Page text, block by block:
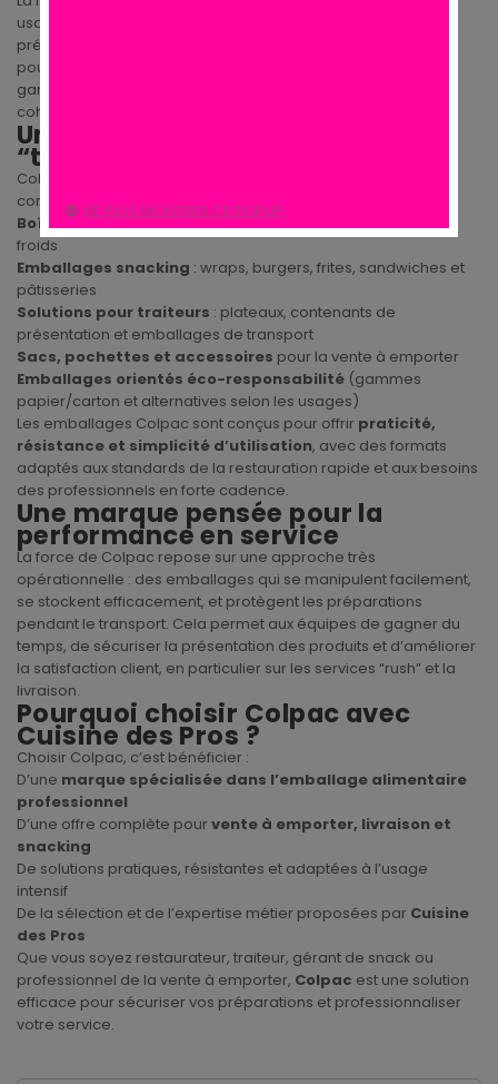
usages réels : transport, maintien du produit, protection,
présentation et rapidité de service. Les formats sont pensés
pour optimiser les flux en cuisine et au comptoir, tout en
garantissant une expérience client propre, soignée et
cohérente.
Une gamme complète pour le
“take-away”
Colpac propose une large sélection d’emballages et
consommables adaptés aux besoins des professionnels :
Boîtes et barquettes alimentaires
froids
Emballages snacking : wraps, burgers, frites, sandwiches et
pâtisseries
Solutions pour traiteurs : plateaux, contenants de
présentation et emballages de transport
Sacs, pochettes et accessoires pour la vente à emporter
Emballages orientés éco-responsabilité (gammes
papier/carton et alternatives selon les usages)
Les emballages Colpac sont conçus pour offrir praticité,
résistance et simplicité d’utilisation, avec des formats
adaptés aux standards de la restauration rapide et aux besoins
des professionnels en forte cadence.
Une marque pensée pour la
performance en service
La force de Colpac repose sur une approche très
opérationnelle : des emballages qui se manipulent facilement,
se stockent efficacement, et protègent les préparations
pendant le transport. Cela permet aux équipes de gagner du
temps, de sécuriser la présentation des produits et d’améliorer
la satisfaction client, en particulier sur les services “rush” et la
livraison.
Pourquoi choisir Colpac avec
Cuisine des Pros ?
Choisir Colpac, c’est bénéficier :
D’une marque spécialisée dans l’emballage alimentaire
professionnel
D’une offre complète pourvente à emporter, livraison et
snacking
De solutions pratiques, résistantes et adaptées à l’usage
intensif
De la sélection et de l’expertise métier proposées par Cuisine
des Pros
Que vous soyez restaurateur, traiteur, gérant de snack ou
professionnel de la vente à emporter, Colpac est une solution
efficace pour sécuriser vos préparations et professionnaliser
votre service.
NE PLUS MONTRER CE POPUP.